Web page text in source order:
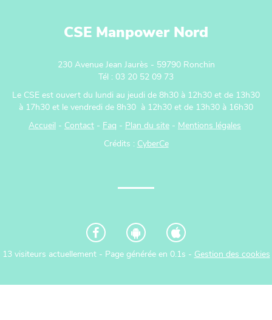
CSE Manpower Nord
230 Avenue Jean Jaurès - 59790 Ronchin
Tél : 03 20 52 09 73
Le CSE est ouvert du lundi au jeudi de 8h30 à 12h30 et de 13h30
à 17h30 et le vendredi de 8h30 à 12h30 et de 13h30 à 16h30
Accueil - Contact - Faq - Plan du site - Mentions légales
Crédits : CyberCe
13 visiteurs actuellement - Page générée en 0.1s - Gestion des cookies